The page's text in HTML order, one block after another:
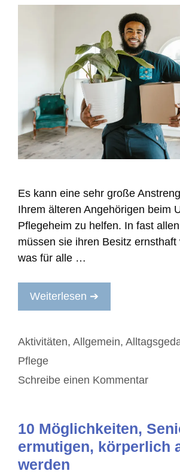
Es kann eine sehr große
Ihrem älteren Angehörigen beim
Pflegeheim zu helfen. In fast
müssen sie ihren Besitz ernsthaft
was für alle …
Weiterlesen ➔
Kategorien
Aktivitäten, Allgemein,
Pflege
Schreibe einen Kommentar
10 Möglichkeiten,
ermutigen, körperlich
werden